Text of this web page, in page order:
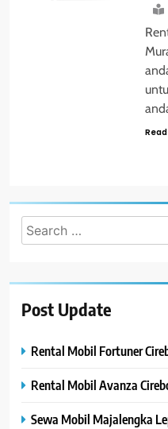
Search
for:
Post Update
Rental Mobil Fortuner
Rental Mobil Avanza
Sewa Mobil Majalengka